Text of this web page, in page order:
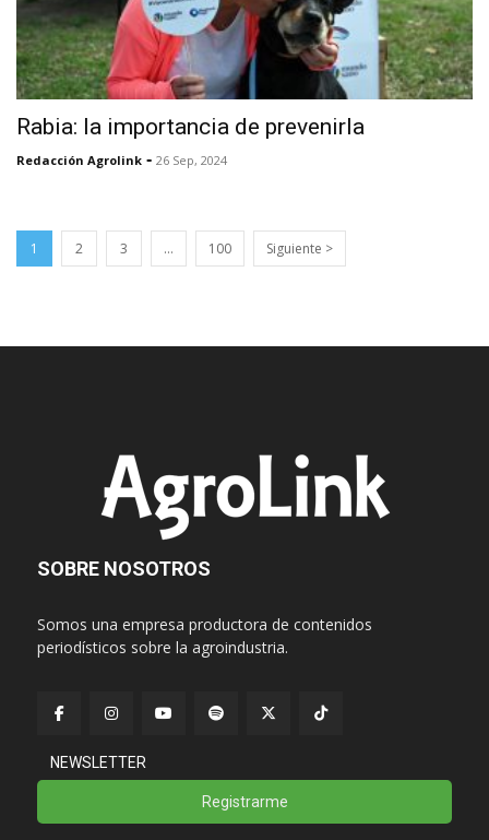
Rabia: la importancia de prevenirla
Redacción Agrolink - 26 Sep, 2024
1 2 3 … 100 Siguiente >
SOBRE NOSOTROS
Somos una empresa productora de contenidos
periodísticos sobre la agroindustria.
NEWSLETTER
Registrarme